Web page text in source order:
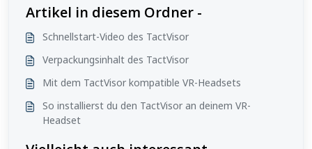
Artikel in diesem Ordner -
Schnellstart-Video des TactVisor
Verpackungsinhalt des TactVisor
Mit dem TactVisor kompatible VR-Headsets
So installierst du den TactVisor an deinem VR-
Headset